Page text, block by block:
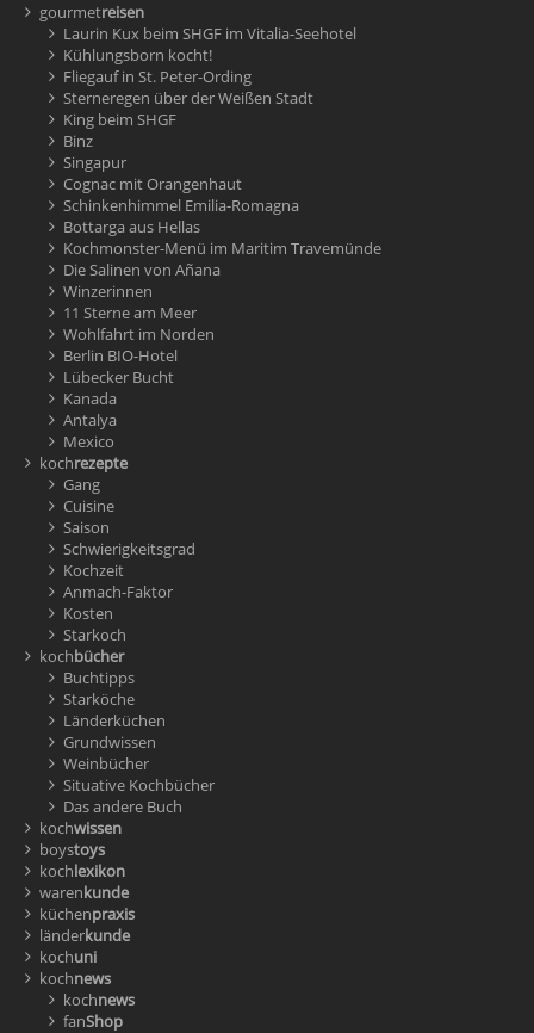
gourmetreisen
Laurin Kux beim SHGF im Vitalia-Seehotel
Kühlungsborn kocht!
Fliegauf in St. Peter-Ording
Sterneregen über der Weißen Stadt
King beim SHGF
Binz
Singapur
Cognac mit Orangenhaut
Schinkenhimmel Emilia-Romagna
Bottarga aus Hellas
Kochmonster-Menü im Maritim Travemünde
Die Salinen von Añana
Winzerinnen
11 Sterne am Meer
Wohlfahrt im Norden
Berlin BIO-Hotel
Lübecker Bucht
Kanada
Antalya
Mexico
kochrezepte
Gang
Cuisine
Saison
Schwierigkeitsgrad
Kochzeit
Anmach-Faktor
Kosten
Starkoch
kochbücher
Buchtipps
Starköche
Länderküchen
Grundwissen
Weinbücher
Situative Kochbücher
Das andere Buch
kochwissen
boystoys
kochlexikon
warenkunde
küchenpraxis
länderkunde
kochuni
kochnews
kochnews
fanShop